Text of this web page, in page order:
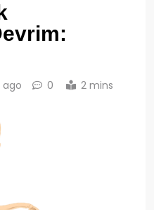
ago 0 2 mins